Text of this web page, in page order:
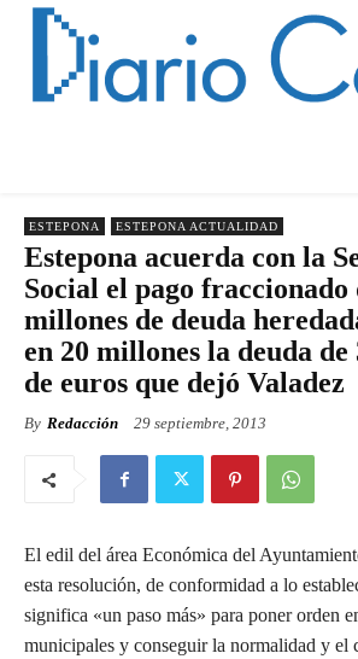
ESTEPONA ESTEPONA ACTUALIDAD
Estepona acuerda con la
Social el pago fraccionado
millones de deuda
en 20 millones la deuda
de euros que dejó Valadez
By Redacción 29 septiembre, 2013
El edil del área Económica del
esta resolución, de conformidad a lo
significa «un paso más» para poner orden
municipales y conseguir la normalidad y el